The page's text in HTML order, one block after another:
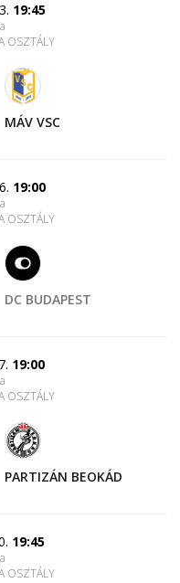
19:45
OSZTÁLY
MÁV VSC
19:00
OSZTÁLY
DC BUDAPEST
19:00
OSZTÁLY
PARTIZÁN BEOKÁD
19:45
OSZTÁLY